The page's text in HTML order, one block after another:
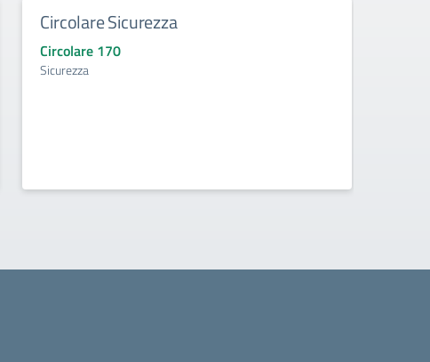
Circolare Sicurezza
Circolare 170
Sicurezza